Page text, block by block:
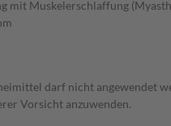
mit Muskelerschlaffung
darf nicht angewendet
Vorsicht anzuwenden.